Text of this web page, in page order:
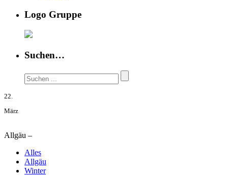
Logo Gruppe
Suchen…
22.
März
Allgäu –
Alles
Allgäu
Winter